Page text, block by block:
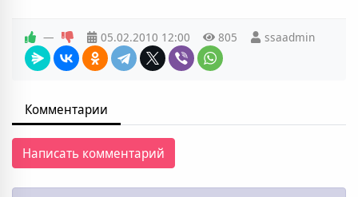
— 05.02.2010 12:00 805 ssaadmin
Комментарии
Написать комментарий